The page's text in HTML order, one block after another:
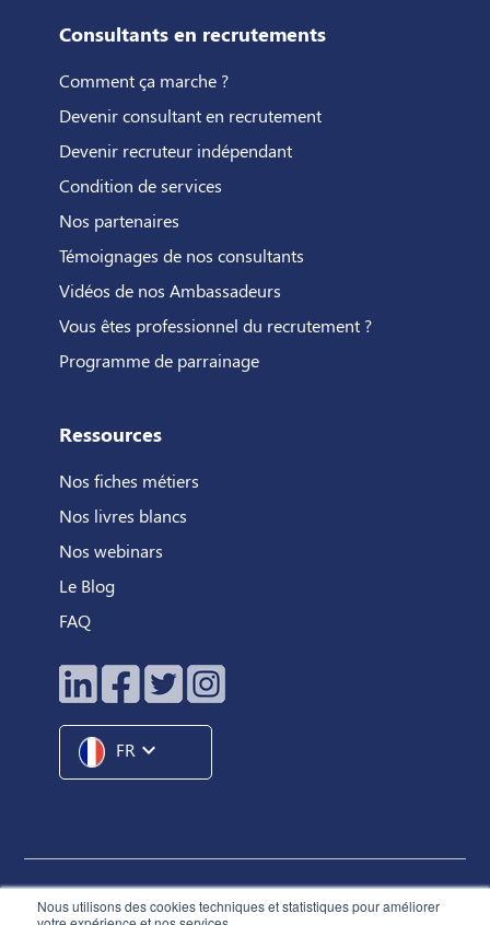
Nous utilisons des cookies techniques et statistiques pour améliorer
Consultants en recrutements
Comment ça marche ?
Devenir consultant en recrutement
Devenir recruteur indépendant
Condition de services
Nos partenaires
Témoignages de nos consultants
Vidéos de nos Ambassadeurs
Vous êtes professionnel du recrutement ?
Programme de parrainage
Ressources
Nos fiches métiers
Nos livres blancs
Nos webinars
Le Blog
FAQ
FR expand_more
Hunteed SAS ©2026® Tous droits réservés